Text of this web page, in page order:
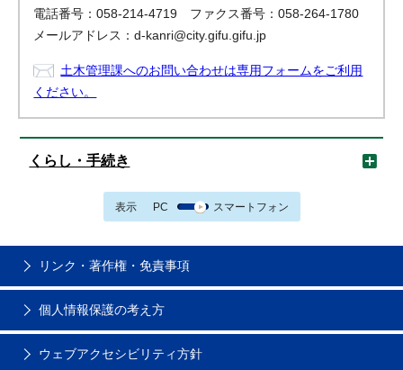
電話番号：058-214-4719 ファクス番号：058-264-1780
メールアドレス：d-kanri@city.gifu.gifu.jp
土木管理課へのお問い合わせは専用フォームをご利用
ください。
くらし・手続き
表示 PC スマートフォン
リンク・著作権・免責事項
個人情報保護の考え方
ウェブアクセシビリティ方針